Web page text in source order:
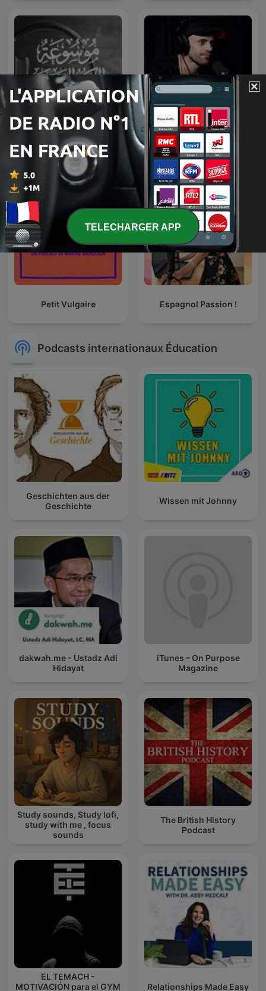
موسوعة الكتب الصوتية Przemek Górczyk Podcast
Petit Vulgaire Espagnol Passion !
Podcasts internationaux Éducation
Geschichten aus der
Geschichte
Wissen mit Johnny
dakwah.me - Ustadz Adi
Hidayat
iTunes – On Purpose
Magazine
Study sounds, Study lofi,
study with me , focus
sounds
The British History
Podcast
EL TEMACH -
MOTIVACIÓN para el GYM
Relationships Made Easy
TELECHARGER APP